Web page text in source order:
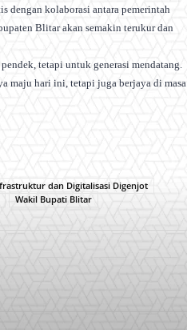
dengan kolaborasi antara pemerintah
Blitar akan semakin terukur dan
tetapi untuk generasi mendatang.
maju hari ini, tetapi juga berjaya di masa
dan Digitalisasi Digenjot
Wakil Bupati Blitar